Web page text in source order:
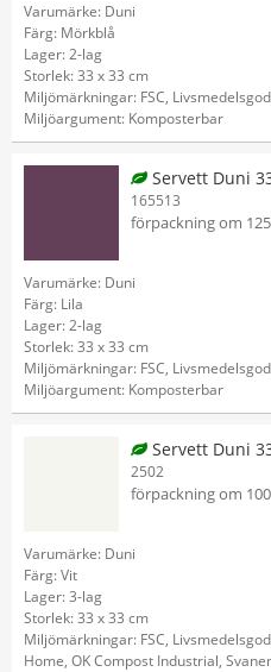
Varumärke: Duni
Färg: Mörkblå
Lager: 2-lag
Storlek: 33 x 33 cm
Miljömärkningar: FSC,
Miljöargument: Komposterbar
Servett Duni
165513
förpackning om
Varumärke: Duni
Färg: Lila
Lager: 2-lag
Storlek: 33 x 33 cm
Miljömärkningar: FSC,
Miljöargument: Komposterbar
Servett Duni
2502
förpackning om
Varumärke: Duni
Färg: Vit
Lager: 3-lag
Storlek: 33 x 33 cm
Miljömärkningar: FSC,
Home, OK Compost Industrial,